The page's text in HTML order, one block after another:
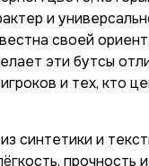
и
своей
эти бутсы
и тех, кто
синтетики и
прочность